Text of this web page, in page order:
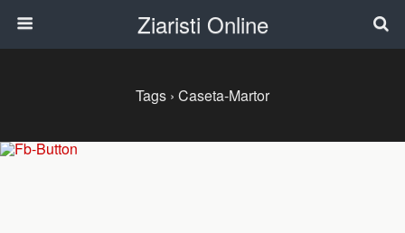
Ziaristi Online
Tags › Caseta-Martor